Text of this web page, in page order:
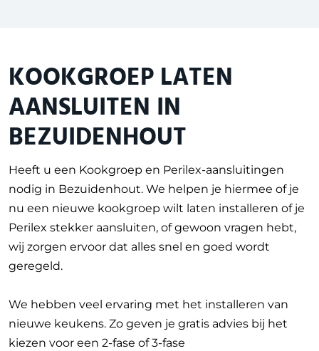
KOOKGROEP LATEN
AANSLUITEN IN
BEZUIDENHOUT
Heeft u een Kookgroep en Perilex-aansluitingen
nodig in Bezuidenhout. We helpen je hiermee of je
nu een nieuwe kookgroep wilt laten installeren of je
Perilex stekker aansluiten, of gewoon vragen hebt,
wij zorgen ervoor dat alles snel en goed wordt
geregeld.
We hebben veel ervaring met het installeren van
nieuwe keukens. Zo geven je gratis advies bij het
kiezen voor een 2-fase of 3-fase